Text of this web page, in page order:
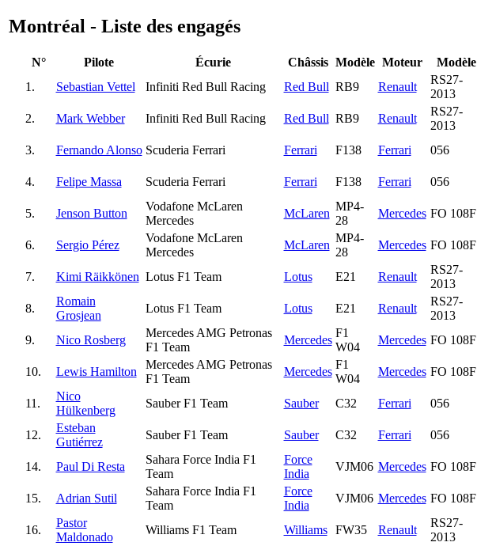
Montréal - Liste des engagés
N° Pilote Écurie Châssis Modèle Moteur Modèle
1.
Sebastian Vettel Infiniti Red Bull Racing Red Bull RB9 Renault
RS27-
2013
2. Mark Webber Infiniti Red Bull Racing Red Bull RB9 Renault
RS27-
2013
3. Fernando Alonso Scuderia Ferrari Ferrari F138 Ferrari 056
4. Felipe Massa Scuderia Ferrari Ferrari F138 Ferrari 056
5. Jenson Button
Vodafone McLaren
Mercedes
McLaren
MP4-
28
Mercedes FO 108F
6. Sergio Pérez
Vodafone McLaren
Mercedes
McLaren
MP4-
28
Mercedes FO 108F
7. Kimi Räikkönen Lotus F1 Team Lotus E21 Renault
RS27-
2013
8.
Romain
Grosjean
Lotus F1 Team Lotus E21 Renault
RS27-
2013
9. Nico Rosberg
Mercedes AMG Petronas
F1 Team
Mercedes
F1
W04
Mercedes FO 108F
10. Lewis Hamilton
Mercedes AMG Petronas
F1 Team
Mercedes
F1
W04
Mercedes FO 108F
11.
Nico
Hülkenberg
Sauber F1 Team Sauber C32 Ferrari 056
12.
Esteban
Gutiérrez
Sauber F1 Team Sauber C32 Ferrari 056
14. Paul Di Resta
Sahara Force India F1
Team
Force
India
VJM06 Mercedes FO 108F
15. Adrian Sutil
Sahara Force India F1
Team
Force
India
VJM06 Mercedes FO 108F
16.
Pastor
Maldonado
Williams F1 Team Williams FW35 Renault
RS27-
2013